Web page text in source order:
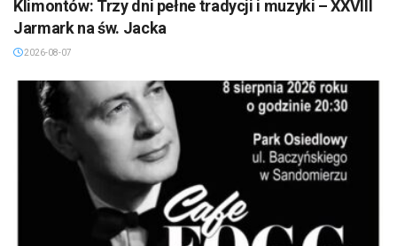
Klimontów: Trzy dni pełne tradycji i muzyki – XXVIII
Jarmark na św. Jacka
2026-08-07